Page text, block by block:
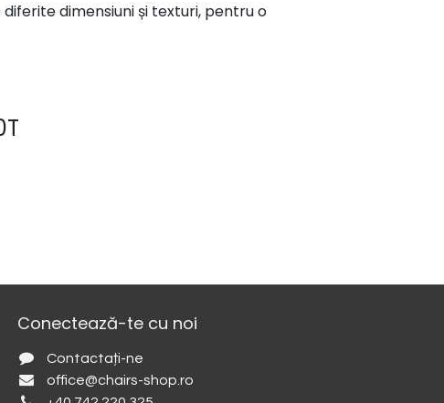
dimensiuni și texturi, pentru o
Conectează-te cu noi
Contactați-ne
office@chairs-shop.ro